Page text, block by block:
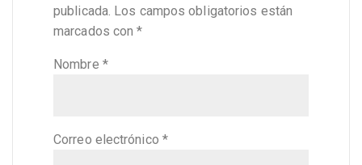
publicada. Los campos obligatorios están
marcados con*
Nombre *
Correo electrónico *